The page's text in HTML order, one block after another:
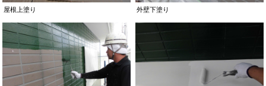
屋根上塗り 外壁下塗り